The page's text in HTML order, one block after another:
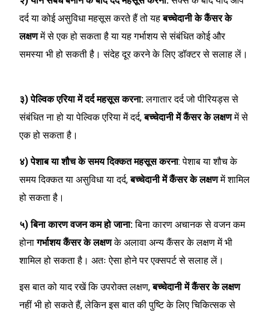
दर्द या कोई असुविधा महसूस करते हैं तो यहबच्चेदानी के कैंसर के
लक्षणमें से एक हो सकता है या यह गर्भाशय से संबंधित कोई और
समस्या भी हो सकती है। संदेह दूर करने के लिए डॉक्टर से सलाह लें।
३) पेल्विक एरिया में दर्द महसूस करना:लगातार दर्द जो पीरियड्स से
संबंधित ना हो या पेल्विक एरिया में दर्द,बच्चेदानी में कैंसर के लक्षणमें से
एक हो सकता है।
४) पेशाब या शौच के समय दिक्कत महसूस करना: पेशाब या शौच के
समय दिक्कत या असुविधा या दर्द,बच्चेदानी में कैंसर के लक्षणमें शामिल
हो सकता है।
५) बिना कारण वजन कम हो जाना:बिना कारण अचानक से वजन कम
होनागर्भाशय कैंसर के लक्षणके अलावा अन्य कैंसर के लक्षण में भी
शामिल हो सकता है। अतः ऐसा होने पर एक्सपर्ट से सलाह लें।
इस बात को याद रखें कि उपरोक्त लक्षण,बच्चेदानी में कैंसर के लक्षण
नहीं भी हो सकते हैं, लेकिन इस बात की पुष्टि के लिए चिकित्सक से